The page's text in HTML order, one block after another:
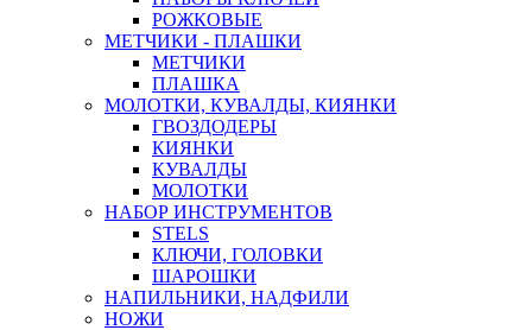
РОЖКОВЫЕ
МЕТЧИКИ - ПЛАШКИ
МЕТЧИКИ
ПЛАШКА
МОЛОТКИ, КУВАЛДЫ, КИЯНКИ
ГВОЗДОДЕРЫ
КИЯНКИ
КУВАЛДЫ
МОЛОТКИ
НАБОР ИНСТРУМЕНТОВ
STELS
КЛЮЧИ, ГОЛОВКИ
ШАРОШКИ
НАПИЛЬНИКИ, НАДФИЛИ
НОЖИ